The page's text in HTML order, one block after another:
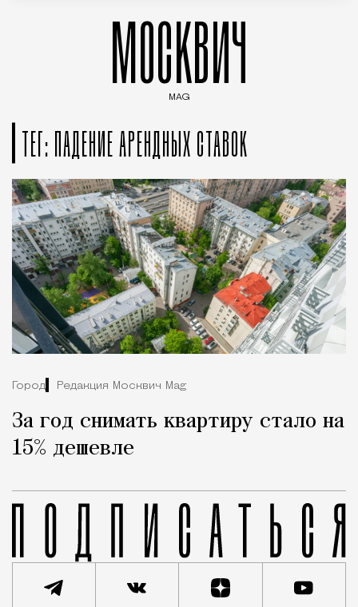
МОСКВИЧ
MAG
ТЕГ: ПАДЕНИЕ АРЕНДНЫХ СТАВОК
Город Редакция Москвич Mag
За год снимать квартиру стало на
15% дешевле